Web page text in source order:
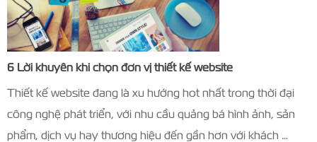
6 Lời khuyên khi chọn đơn vị thiết kế website
Thiết kế website đang là xu hướng hot nhất trong thời đại
công nghệ phát triển, với nhu cầu quảng bá hình ảnh, sản
phẩm, dịch vụ hay thương hiệu đến gần hơn với khách …